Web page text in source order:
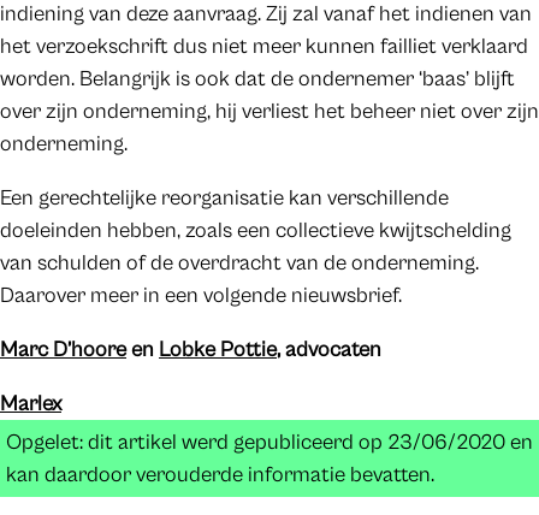
indiening van deze aanvraag. Zij zal vanaf het indienen van
het verzoekschrift dus niet meer kunnen failliet verklaard
worden. Belangrijk is ook dat de ondernemer ‘baas’ blijft
over zijn onderneming, hij verliest het beheer niet over zijn
onderneming.
Een gerechtelijke reorganisatie kan verschillende
doeleinden hebben, zoals een collectieve kwijtschelding
van schulden of de overdracht van de onderneming.
Daarover meer in een volgende nieuwsbrief.
Marc D’hooreen Lobke Pottie, advocaten
Marlex
Opgelet: dit artikel werd gepubliceerd op 23/06/2020 en
kan daardoor verouderde informatie bevatten.